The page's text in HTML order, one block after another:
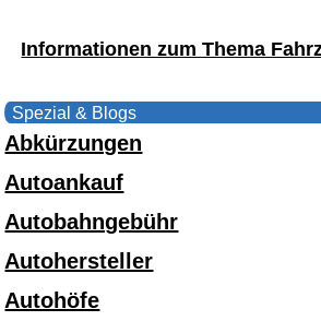
Informationen zum Thema
Spezial & Blogs
Abkürzungen
Autoankauf
Autobahngebühr
Autohersteller
Autohöfe